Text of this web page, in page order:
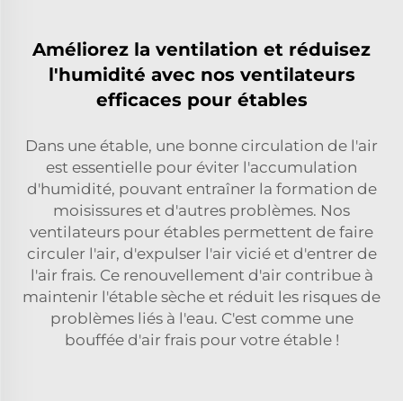
Améliorez la ventilation et réduisez
l'humidité avec nos ventilateurs
efficaces pour étables
Dans une étable, une bonne circulation de l'air
est essentielle pour éviter l'accumulation
d'humidité, pouvant entraîner la formation de
moisissures et d'autres problèmes. Nos
ventilateurs pour étables permettent de faire
circuler l'air, d'expulser l'air vicié et d'entrer de
l'air frais. Ce renouvellement d'air contribue à
maintenir l'étable sèche et réduit les risques de
problèmes liés à l'eau. C'est comme une
bouffée d'air frais pour votre étable !